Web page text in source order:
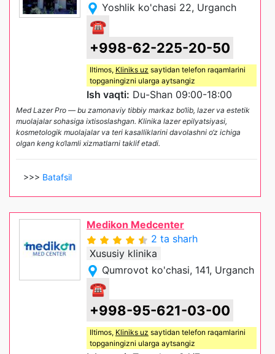
Yoshlik ko'chasi 22, Urganch
☎
+998-62-225-20-50
Iltimos, Kliniks uz saytidan telefon raqamlarini
topganingizni ularga aytsangiz
Ish vaqti: Du-Shan 09:00-18:00
Med Lazer Pro — bu zamonaviy tibbiy markaz bo‘lib, lazer va estetik
muolajalar sohasiga ixtisoslashgan. Klinika lazer epilyatsiyasi,
kosmetologik muolajalar va teri kasalliklarini davolashni o‘z ichiga
olgan keng ko‘lamli xizmatlarni taklif etadi.
>>> Batafsil
Medikon Medcenter
2 ta sharh
Xususiy klinika
Qumrovot ko'chasi, 141, Urganch
☎
+998-95-621-03-00
Iltimos, Kliniks uz saytidan telefon raqamlarini
topganingizni ularga aytsangiz